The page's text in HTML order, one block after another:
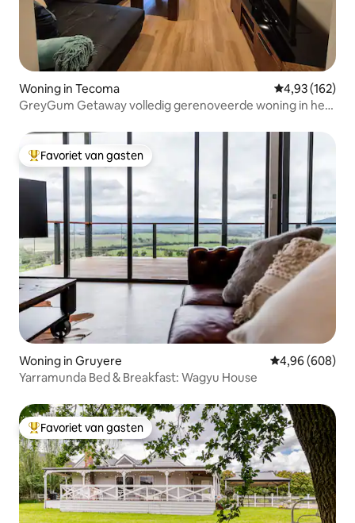
Woning in Tecoma Gemiddelde
4,93 (162)
GreyGum Getaway volledig gerenoveerde woning in het
Topfavoriet van gasten
Favoriet van gasten
Woning in Gruyere Gemiddelde
4,96 (608)
Yarramunda Bed & Breakfast: Wagyu House
Topfavoriet van gasten
Favoriet van gasten